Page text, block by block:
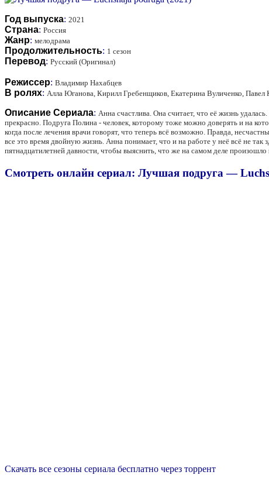
Год выпуска: 2021
Страна: Россия
Жанр: мелодрама
Продолжительность: 1 сезон
Перевод: Русский (Оригинал)
Режиссер: Владимир Нахабцев
В ролях: Алла Юганова, Кирилл Гребенщиков, Екатерина Вуличенко,
Описание Сериала: Анна счастлива. Она считает, что её жизнь
прекрасно. Подруга Полина - человек, которому тоже можно доверять и на
когда после лечения врачи говорят, что теперь всё возможно. Правда,
все это время двойную жизнь. Анна понимает, что и на работе у неё всё не
пятнадцатилетней давности, чтобы выяснить, что же на самом деле произошло
Смотреть онлайн сериал: Лучшая подруга —
Скачать все сезоны сериала бесплатно через торрент